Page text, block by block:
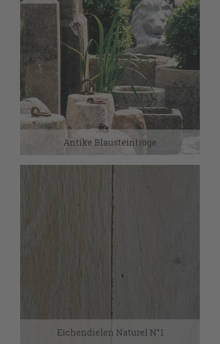
Antike Blausteintröge
Eichendielen Naturel N°1